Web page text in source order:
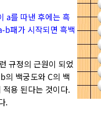
a를 따낸 후에는 흑
b패가 시작되면 흑백
규정의 근원이 되었
의 백궁도와 C의 백
용 된다는 것이다.
.